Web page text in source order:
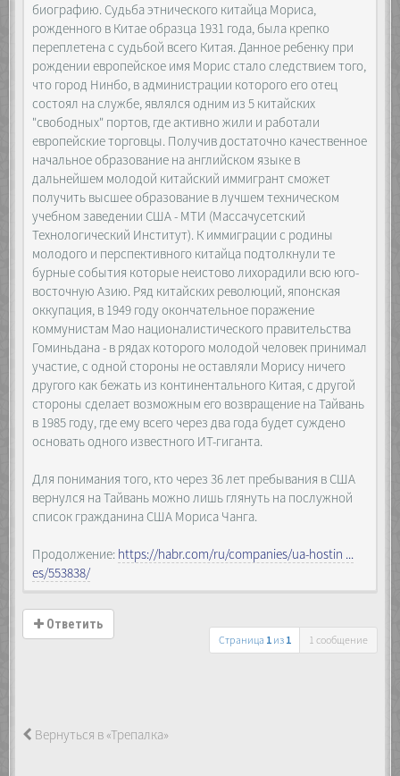
биографию. Судьба этнического китайца Мориса,
рожденного в Китае образца 1931 года, была крепко
переплетена с судьбой всего Китая. Данное ребенку при
рождении европейское имя Морис стало следствием того,
что город Нинбо, в администрации которого его отец
состоял на службе, являлся одним из 5 китайских
"свободных" портов, где активно жили и работали
европейские торговцы. Получив достаточно качественное
начальное образование на английском языке в
дальнейшем молодой китайский иммигрант сможет
получить высшее образование в лучшем техническом
учебном заведении США - МТИ (Массачусетский
Технологический Институт). К иммиграции с родины
молодого и перспективного китайца подтолкнули те
бурные события которые неистово лихорадили всю юго-
восточную Азию. Ряд китайских революций, японская
оккупация, в 1949 году окончательное поражение
коммунистам Мао националистического правительства
Гоминьдана - в рядах которого молодой человек принимал
участие, с одной стороны не оставляли Морису ничего
другого как бежать из континентального Китая, с другой
стороны сделает возможным его возвращение на Тайвань
в 1985 году, где ему всего через два года будет суждено
основать одного известного ИТ-гиганта.
Для понимания того, кто через 36 лет пребывания в США
вернулся на Тайвань можно лишь глянуть на послужной
список гражданина США Мориса Чанга.
Продолжение: https://habr.com/ru/companies/ua-hostin ...
es/553838/
Ответить
Страница 1из 1 1 сообщение
Вернуться в «Трепалка»